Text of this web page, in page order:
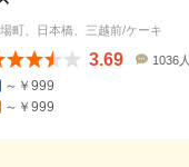
町、日本橋、三越前/ケーキ
3.69
数
1036人
～￥999
～￥999